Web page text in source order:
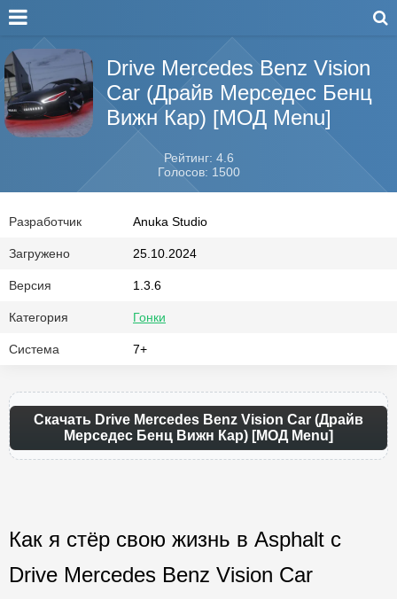
Drive Mercedes Benz Vision
Car (Драйв Мерседес Бенц
Вижн Кар) [МОД Menu]
Рейтинг: 4.6
Голосов: 1500
Разработчик Anuka Studio
Загружено 25.10.2024
Версия 1.3.6
Категория Гонки
Система 7+
Скачать Drive Mercedes Benz Vision Car (Драйв
Мерседес Бенц Вижн Кар) [МОД Menu]
Как я стёр свою жизнь в Asphalt с
Drive Mercedes Benz Vision Car